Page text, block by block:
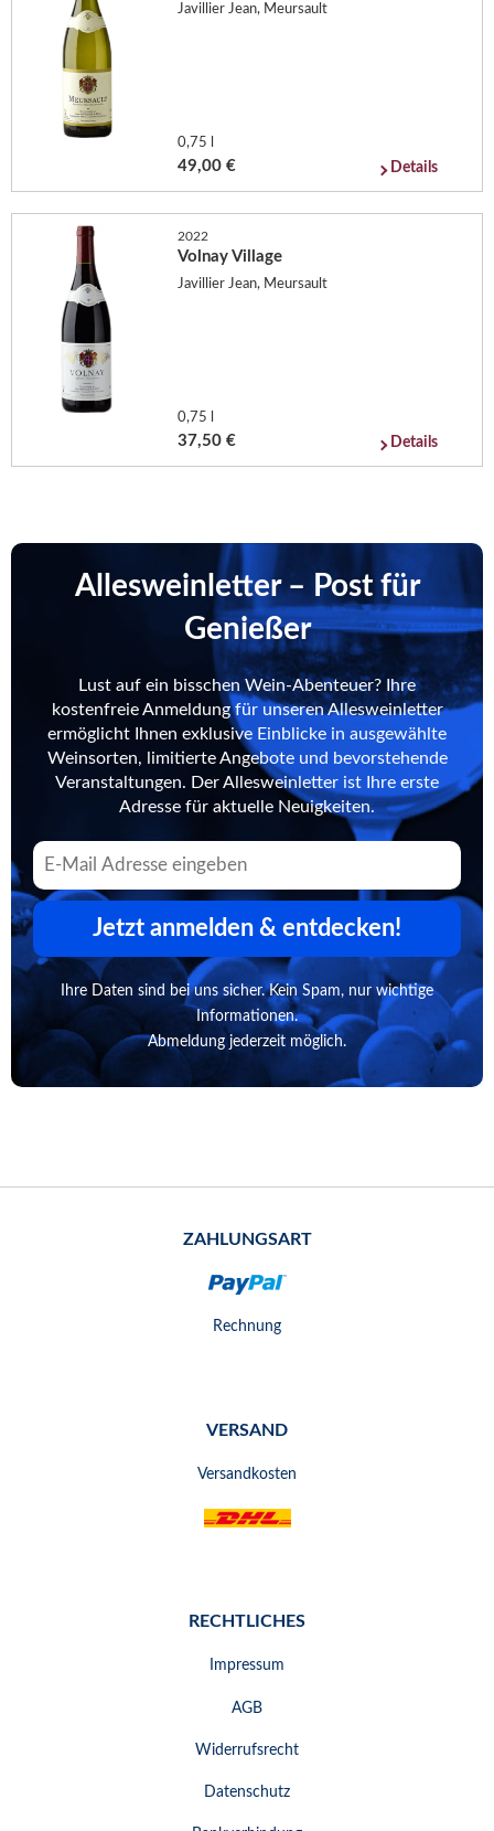
Javillier Jean, Meursault
0,75 l
49,00 € Details
2022
Volnay Village
Javillier Jean, Meursault
0,75 l
37,50 € Details
Allesweinletter – Post für
Genießer
Lust auf ein bisschen Wein-Abenteuer? Ihre
kostenfreie Anmeldung für unseren Allesweinletter
ermöglicht Ihnen exklusive Einblicke in ausgewählte
Weinsorten, limitierte Angebote und bevorstehende
Veranstaltungen. Der Allesweinletter ist Ihre erste
Adresse für aktuelle Neuigkeiten.
Jetzt anmelden & entdecken!
Ihre Daten sind bei uns sicher. Kein Spam, nur wichtige
Informationen.
Abmeldung jederzeit möglich.
ZAHLUNGSART
Rechnung
VERSAND
Versandkosten
RECHTLICHES
Impressum
AGB
Widerrufsrecht
Datenschutz